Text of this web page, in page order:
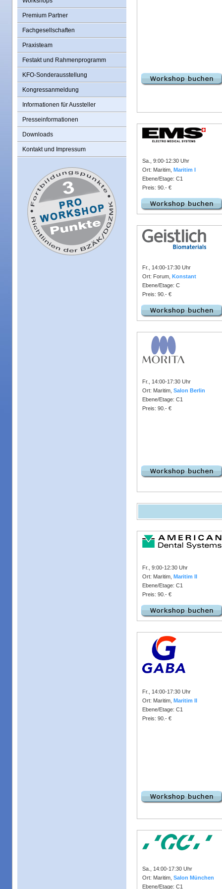
Premium Partner
Fachgesellschaften
Praxisteam
Festakt und Rahmenprogramm
KFO-Sonderausstellung
Kongressanmeldung
Informationen für Aussteller
Presseinformationen
Downloads
Kontakt und Impressum
Sa., 9:00-12:30 Uhr
Ort: Maritim, Maritim I
Ebene/Etage: C1
Preis: 90.- €
Fr., 14:00-17:30 Uhr
Ort: Forum, Konstant
Ebene/Etage: C
Preis: 90.- €
Fr., 14:00-17:30 Uhr
Ort: Maritim, Salon Berlin
Ebene/Etage: C1
Preis: 90.- €
Fr., 9:00-12:30 Uhr
Ort: Maritim, Maritim II
Ebene/Etage: C1
Preis: 90.- €
Fr., 14:00-17:30 Uhr
Ort: Maritim, Maritim II
Ebene/Etage: C1
Preis: 90.- €
Sa., 14:00-17:30 Uhr
Ort: Maritim, Salon München
Ebene/Etage: C1